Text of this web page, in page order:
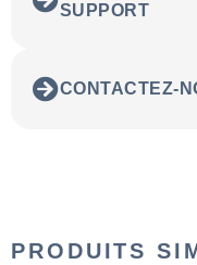
SUPPORT
CONTACTEZ-
PRODUITS